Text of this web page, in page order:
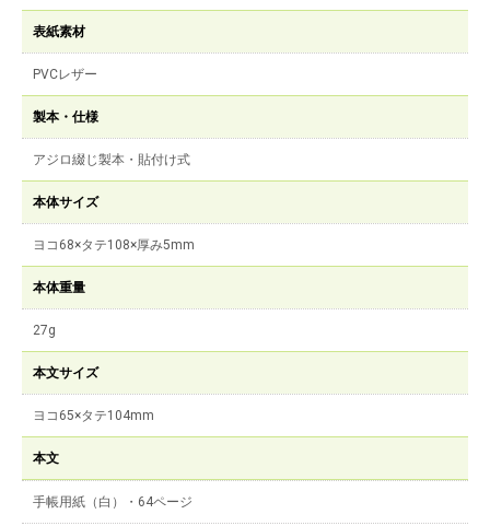
表紙素材
PVCレザー
製本・仕様
アジロ綴じ製本・貼付け式
本体サイズ
ヨコ68×タテ108×厚み5mm
本体重量
27g
本文サイズ
ヨコ65×タテ104mm
本文
手帳用紙（白）・64ページ